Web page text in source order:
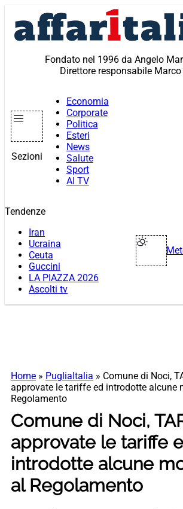
contenuto
Fondato nel 1996 da Angelo
Direttore responsabile
Sezioni
Economia
Corporate
Politica
Esteri
News
Salute
Sport
AI TV
Tendenze
Iran
Ucraina
Ceuta
Guccini
LA PIAZZA 2026
Ascolti tv
Home » PugliaItalia » Comune di Noci,
approvate le tariffe ed introdotte alcune
Regolamento
Comune di Noci,
approvate le tariffe
introdotte alcune
al Regolamento